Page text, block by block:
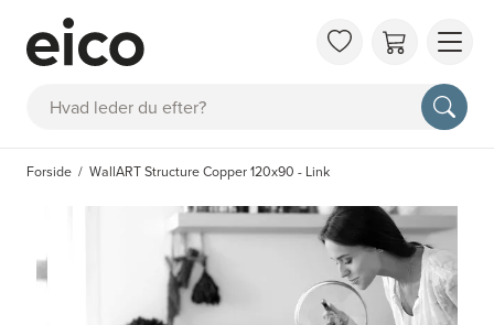
Søg
OM
FAQ
Forside WallART Structure Copper 120x90 - Link